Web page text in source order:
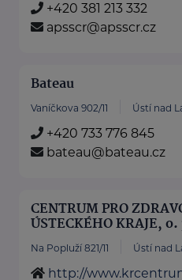
+420 381 213 332
apsscr@apsscr.cz
Bateau
Vaníčkova 902/11 Ústí nad
+420 733 776 845
bateau@bateau.cz
CENTRUM PRO
ÚSTECKÉHO KRAJE,
Na Popluží 821/11 Ústí nad
http://